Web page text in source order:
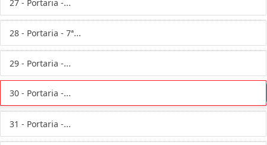
27 - Portaria -...
28 - Portaria - 7ª...
29 - Portaria -...
30 - Portaria -...
31 - Portaria -...